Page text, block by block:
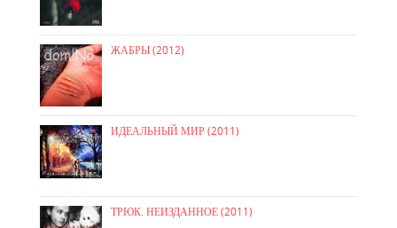
ЖАБРЫ (2012)
ИДЕАЛЬНЫЙ МИР (2011)
ТРЮК. НЕИЗДАННОЕ (2011)